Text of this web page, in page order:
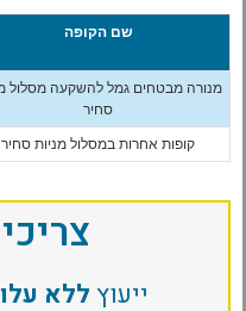
שם הקופה
מנורה מבטחים גמל להשקעה מסלול
סחיר
קופות אחרות במסלול מניות סחיר
ייעוץללא